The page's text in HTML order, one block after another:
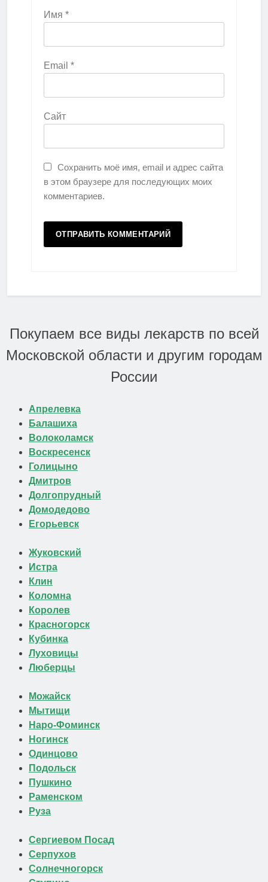
Имя *
Email *
Сайт
Сохранить моё имя, email и адрес сайта
в этом браузере для последующих моих
комментариев.
Покупаем все виды лекарств по всей
Московской области и другим городам
России
Апрелевка
Балашиха
Волоколамск
Воскресенск
Голицыно
Дмитров
Долгопрудный
Домодедово
Егорьевск
Жуковский
Истра
Клин
Коломна
Королев
Красногорск
Кубинка
Луховицы
Люберцы
Можайск
Мытищи
Наро-Фоминск
Ногинск
Одинцово
Подольск
Пушкино
Раменском
Руза
Сергиевом Посад
Серпухов
Солнечногорск